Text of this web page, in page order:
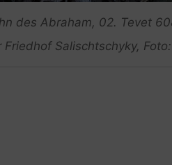
des Abraham, 02. Tevet
Salischtschyky,